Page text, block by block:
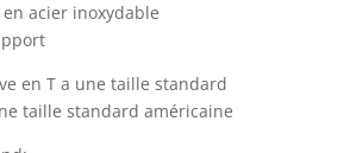
acier inoxydable
en T a une taille standard
taille standard américaine